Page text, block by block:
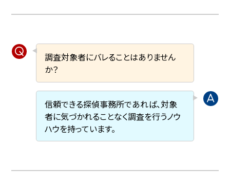
調査対象者にバレることはありません
か？
信頼できる探偵事務所であれば、対象
者に気づかれることなく調査を行うノウ
ハウを持っています。